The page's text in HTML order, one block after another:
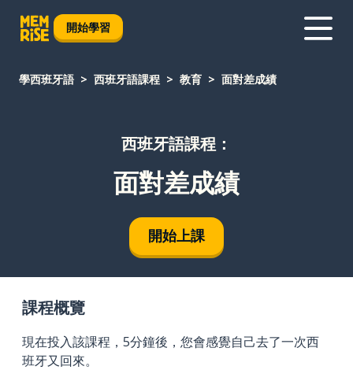
開始學習
學西班牙語 西班牙語課程 教育 面對差成績
西班牙語課程：
面對差成績
開始上課
課程概覽
現在投入該課程，5分鐘後，您會感覺自己去了一次西
班牙又回來。